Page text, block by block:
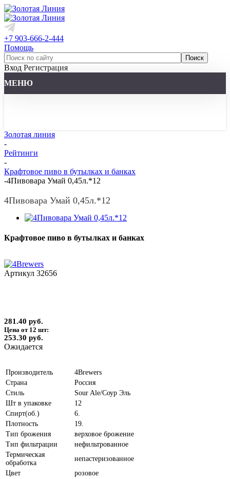
+7 903-666-2-444
Помощь
Вход Регистрация
МЕНЮ
Золотая линия
-
Рейтинги
-
Крафтовое пиво в бутылках и банках
-4Пивовара Умай 0,45л.*12
4Пивовара Умай 0,45л.*12
Крафтовое пиво в бутылках и банках
Артикул 32656
281.40 руб.
Цена от 12 шт:
253.30 руб.
Ожидается
Производитель
4Brewers
Страна
Россия
Стиль
Sour Ale/Соур Эль
Шт в упаковке
12
Спирт(об.)
6.
Плотность
19.
Тип брожения
верховое брожение
Тип фильтрации
нефильтрованное
Термическая
обработка
непастеризованное
Цвет
розовое